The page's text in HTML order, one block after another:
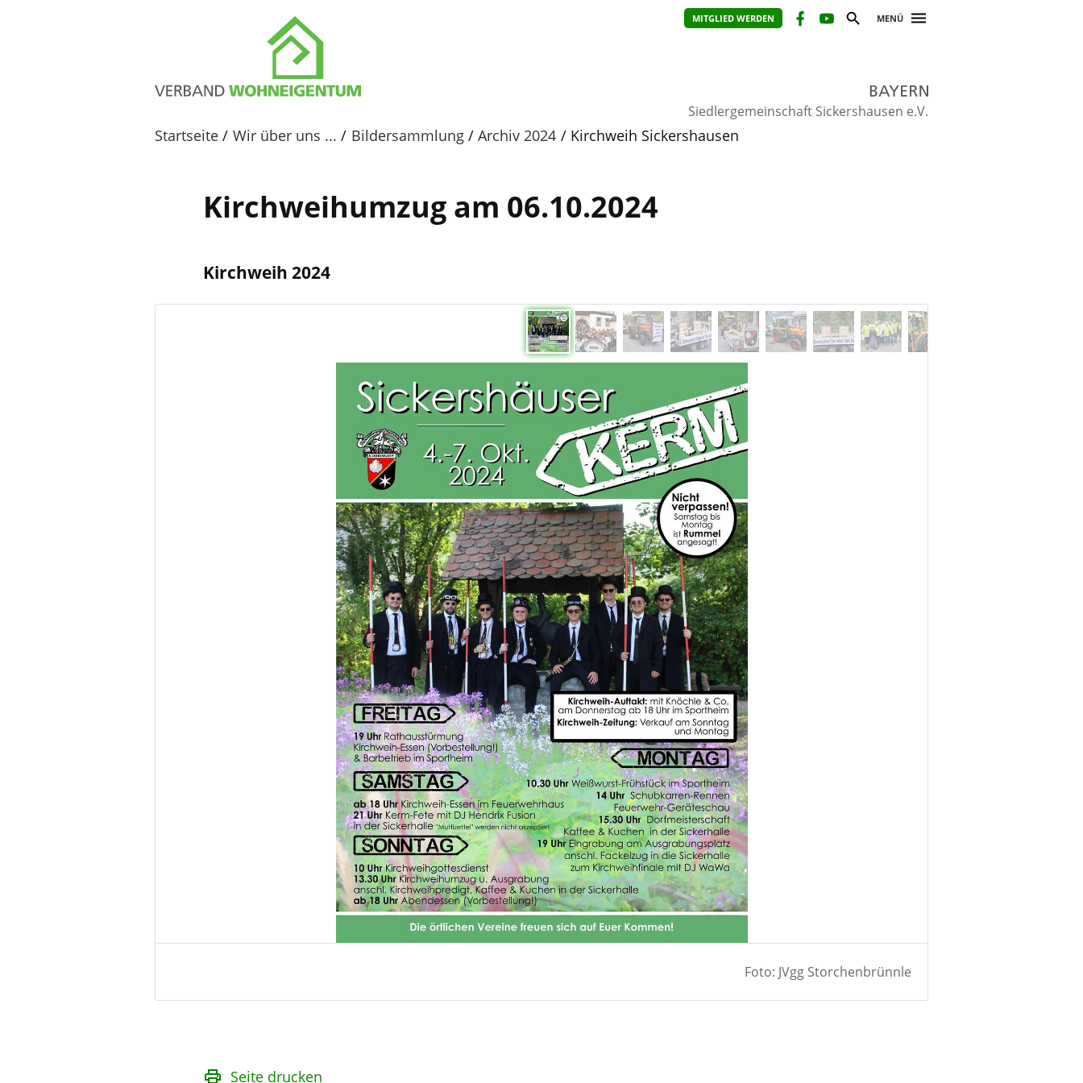
MITGLIED WERDEN MENÜ
Siedlergemeinschaft Sickershausen e.V.
Startseite Wir über uns ... Bildersammlung Archiv 2024 Kirchweih Sickershausen
Kirchweihumzug am 06.10.2024
Kirchweih 2024
Foto: JVgg Storchenbrünnle
Seite drucken